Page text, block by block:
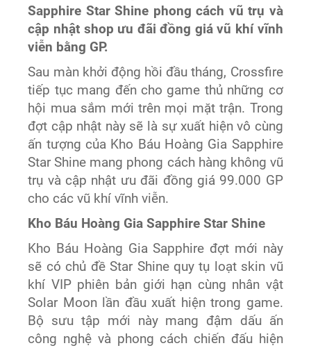
Sapphire Star Shine phong cách vũ trụ và
cập nhật shop ưu đãi đồng giá vũ khí vĩnh
viễn bằng GP.
Sau màn khởi động hồi đầu tháng, Crossfire
tiếp tục mang đến cho game thủ những cơ
hội mua sắm mới trên mọi mặt trận. Trong
đợt cập nhật này sẽ là sự xuất hiện vô cùng
ấn tượng của Kho Báu Hoàng Gia Sapphire
Star Shine mang phong cách hàng không vũ
trụ và cập nhật ưu đãi đồng giá 99.000 GP
cho các vũ khí vĩnh viễn.
Kho Báu Hoàng Gia Sapphire Star Shine
Kho Báu Hoàng Gia Sapphire đợt mới này
sẽ có chủ đề Star Shine quy tụ loạt skin vũ
khí VIP phiên bản giới hạn cùng nhân vật
Solar Moon lần đầu xuất hiện trong game.
Bộ sưu tập mới này mang đậm dấu ấn
công nghệ và phong cách chiến đấu hiện